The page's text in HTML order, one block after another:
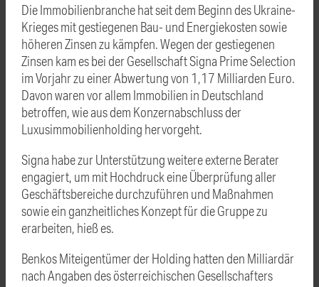
Die Immobilienbranche hat seit dem Beginn des Ukraine-
Krieges mit gestiegenen Bau- und Energiekosten sowie
höheren Zinsen zu kämpfen. Wegen der gestiegenen
Zinsen kam es bei der Gesellschaft Signa Prime Selection
im Vorjahr zu einer Abwertung von 1,17 Milliarden Euro.
Davon waren vor allem Immobilien in Deutschland
betroffen, wie aus dem Konzernabschluss der
Luxusimmobilienholding hervorgeht.
Signa habe zur Unterstützung weitere externe Berater
engagiert, um mit Hochdruck eine Überprüfung aller
Geschäftsbereiche durchzuführen und Maßnahmen
sowie ein ganzheitliches Konzept für die Gruppe zu
erarbeiten, hieß es.
Benkos Miteigentümer der Holding hatten den Milliardär
nach Angaben des österreichischen Gesellschafters